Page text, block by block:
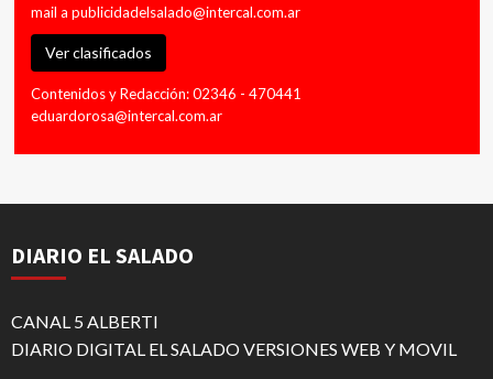
mail a publicidadelsalado@intercal.com.ar
Ver clasificados
Contenidos y Redacción: 02346 - 470441
eduardorosa@intercal.com.ar
DIARIO EL SALADO
CANAL 5 ALBERTI
DIARIO DIGITAL EL SALADO VERSIONES WEB Y MOVIL